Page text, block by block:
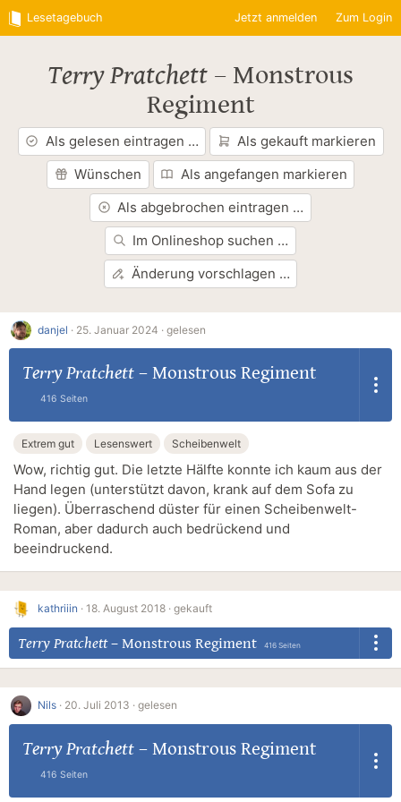
Lesetagebuch Jetzt anmelden Zum Login
Terry Pratchett – Monstrous
Regiment
Als gelesen eintragen …
Als gekauft markieren
Wünschen
Als angefangen markieren
Als abgebrochen eintragen …
Im Onlineshop suchen …
Änderung vorschlagen …
danjel · 25. Januar 2024 · gelesen
Terry Pratchett– Monstrous Regiment
416 Seiten
Extrem gut Lesenswert Scheibenwelt
Wow, richtig gut. Die letzte Hälfte konnte ich kaum aus der
Hand legen (unterstützt davon, krank auf dem Sofa zu
liegen). Überraschend düster für einen Scheibenwelt-
Roman, aber dadurch auch bedrückend und
beeindruckend.
kathriiin · 18. August 2018 · gekauft
Terry Pratchett– Monstrous Regiment 416 Seiten
Nils · 20. Juli 2013 · gelesen
Terry Pratchett– Monstrous Regiment
416 Seiten